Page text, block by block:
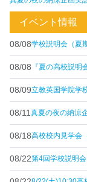
イベント情報
08/08学校説明会（夏
08/08 『夏の高校説明
08/09立教英国学院学
08/11 真夏の夜の納涼
08/18高校校内見学会
08/22第4回学校説明会